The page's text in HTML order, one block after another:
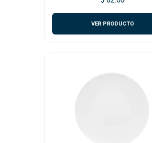
VER PRODUCTO